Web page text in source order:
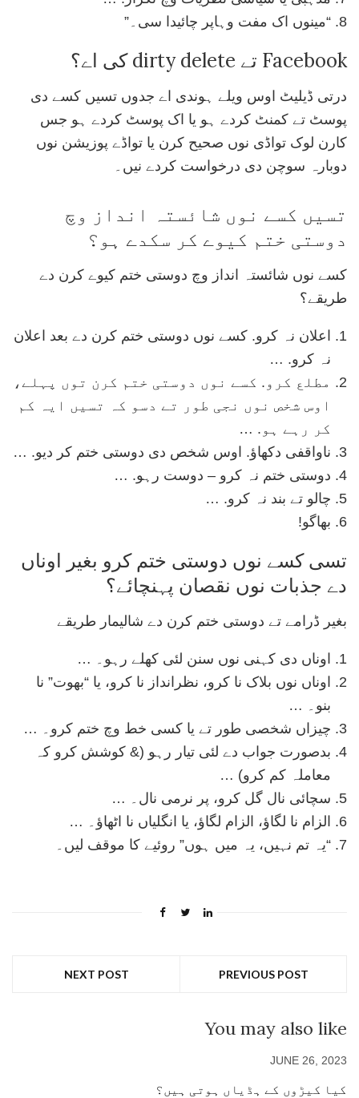
“مینوں اک مفت وہاپر چائیدا سی۔”
Facebook تے dirty delete کی اے؟
درتی ڈیلیٹ اوس ویلے ہوندی اے جدوں تسیں کسے دی
پوسٹ تے کمنٹ کردے ہو یا اک پوسٹ کردے ہو جس
کارن لوک تواڈی نوں صحیح کرن یا تواڈے پوزیشن نوں
دوبارہ سوچن دی درخواست کردے نیں۔
تسیں کسے نوں شائستہ انداز وچ
دوستی ختم کیوے کر سکدے ہو؟
کسے نوں شائستہ انداز وچ دوستی ختم کیوے کرن دے
طریقے؟
اعلان نہ کرو. کسے نوں دوستی ختم کرن دے بعد اعلان
نہ کرو. …
مطلع کرو. کسے نوں دوستی ختم کرن توں پہلے،
اوس شخص نوں نجی طور تے دسو کہ تسیں ایہ کم
کر رہے ہو. …
ناواقفی دکھاؤ. اوس شخص دی دوستی ختم کر دیو. …
دوستی ختم نہ کرو – دوست رہو. …
چالو تے بند نہ کرو. …
بھاگو!
تسی کسے نوں دوستی ختم کرو بغیر اوناں
دے جذبات نوں نقصان پہنچائے؟
بغیر ڈرامے تے دوستی ختم کرن دے شالیمار طریقے
اوناں دی کہنی نوں سنن لئی کھلے رہو۔ …
اوناں نوں بلاک نا کرو، نظرانداز نا کرو، یا “بھوت” نا
بنو۔ …
چیزاں شخصی طور تے یا کسی خط وچ ختم کرو۔ …
بدصورت جواب دے لئی تیار رہو (& کوشش کرو کہ
معاملہ کم کرو) …
سچائی نال گل کرو، پر نرمی نال۔ …
الزام نا لگاؤ، الزام لگاؤ، یا انگلیاں نا اٹھاؤ۔ …
“یہ تم نہیں، یہ میں ہوں” روئیے کا موقف لیں۔
PREVIOUS POST
NEXT POST
You may also like
JUNE 26, 2023
کیا کیڑوں کے ہڈیاں ہوتی ہیں؟